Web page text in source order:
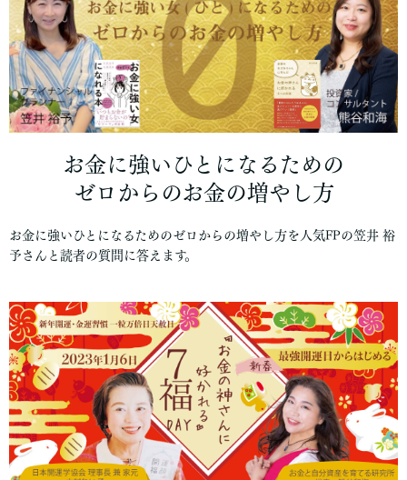
お金に強いひとになるための
ゼロからのお金の増やし方
お金に強いひとになるためのゼロからの増やし方を人気FPの笠井 裕
予さんと読者の質問に答えます。